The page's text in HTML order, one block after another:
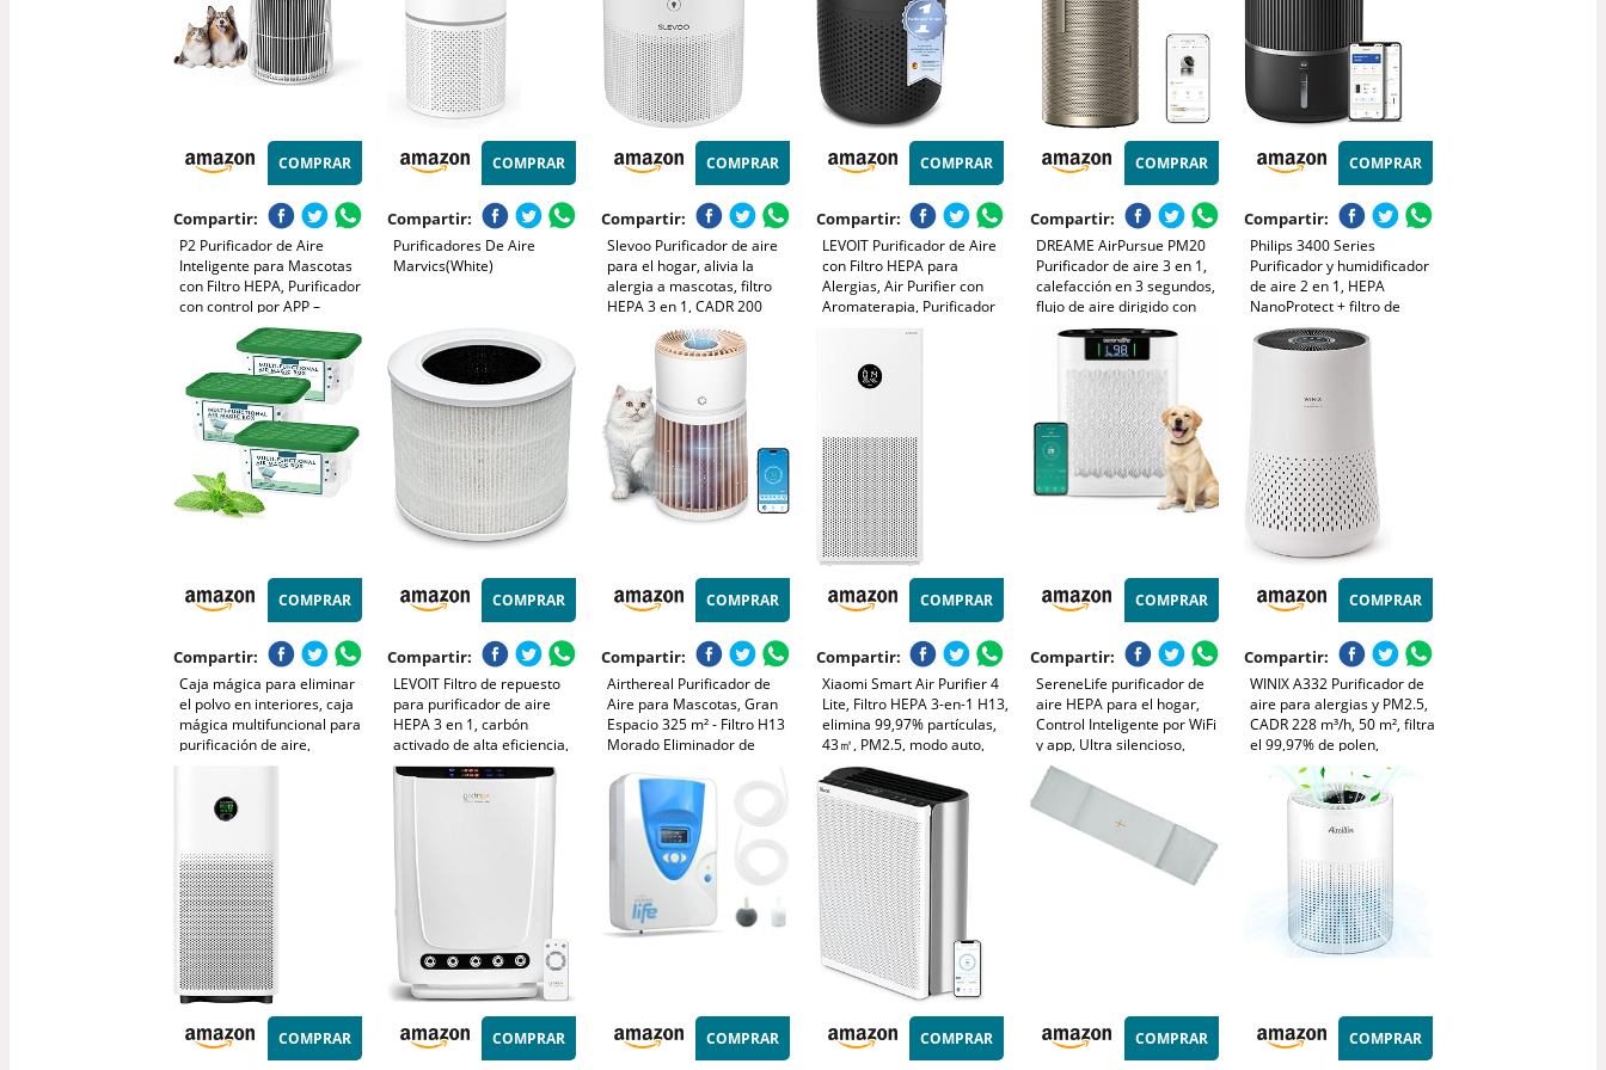
COMPRAR
Compartir:
P2 Purificador de Aire
Inteligente para Mascotas
con Filtro HEPA, Purificador
con control por APP –
elimina el 99,98% de
alérgenos, humo, polvo,
polen y olores de mascotas.
Incluye modo de viento
COMPRAR
Compartir:
Purificadores De Aire
Marvics(White)
COMPRAR
Compartir:
Slevoo Purificador de aire
para el hogar, alivia la
alergia a mascotas, filtro
HEPA 3 en 1, CADR 200
m³/h, modo de suspensión,
elimina pelo de mascotas,
humo y olores, ahorro de
energía (Blanco)
COMPRAR
Compartir:
LEVOIT Purificador de Aire
con Filtro HEPA para
Alergias, Air Purifier con
Aromaterapia, Purificador
Aire Silencioso, Bajo
Negro, Core Mini
COMPRAR
Compartir:
DREAME AirPursue PM20
Purificador de aire 3 en 1,
calefacción en 3 segundos,
flujo de aire dirigido con
cobertura de 120°, limpia
100m² en 15 minutos,
filtración del 99,97% y 7
sensores inteligentes
COMPRAR
Compartir:
Philips 3400 Series
Purificador y humidificador
de aire 2 en 1, HEPA
NanoProtect + filtro de
carbón activo,
humidificación higiénica a
COMPRAR
Compartir:
Caja mágica para eliminar
el polvo en interiores, caja
mágica multifuncional para
purificación de aire,
recolección automática de
de plantas, frescura
duradera para el
COMPRAR
Compartir:
LEVOIT Filtro de repuesto
para purificador de aire
HEPA 3 en 1, carbón
activado de alta eficiencia,
núcleo mini-RF blanco
COMPRAR
Compartir:
Airthereal Purificador de
Aire para Mascotas, Gran
Espacio 325 m² - Filtro H13
Morado Eliminador de
Purificador especializado -
Sensor PM2.5, AGH400-PET
COMPRAR
Compartir:
Xiaomi Smart Air Purifier 4
Lite, Filtro HEPA 3-en-1 H13,
elimina 99,97% partículas,
43㎡, PM2.5, modo auto,
control vocal Alexa y
Google, silencioso
dormitorio oficina
COMPRAR
Compartir:
SereneLife purificador de
aire HEPA para el hogar,
Control Inteligente por WiFi
y app, Ultra silencioso,
Elimina polvo, Pelo de
mascotas y olores, Cubre
hasta 167 m²
COMPRAR
Compartir:
WINIX A332 Purificador de
aire para alergias y PM2.5,
CADR 228 m³/h, 50 m², filtra
el 99,97% de polen,
alergias, polvo y humo,
monitor de calidad del aire,
modo de suspensión y
COMPRAR COMPRAR COMPRAR COMPRAR COMPRAR COMPRAR